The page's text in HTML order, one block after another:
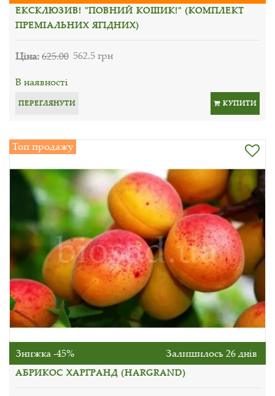
ЕКСКЛЮЗИВ! "ПОВНИЙ КОШИК!" (КОМПЛЕКТ
ПРЕМІАЛЬНИХ ЯГІДНИХ)
Ціна:625.00 562.5 грн
В наявності
ПЕРЕГЛЯНУТИ КУПИТИ
Топ продажу
Знижка -45% Залишилось 26 днів
АБРИКОС ХАРГРАНД (HARGRAND)